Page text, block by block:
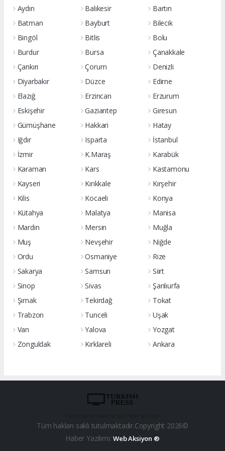
Aydın
Balıkesir
Bartın
Batman
Bayburt
Bilecik
Bingöl
Bitlis
Bolu
Burdur
Bursa
Çanakkale
Çankırı
Çorum
Denizli
Diyarbakır
Düzce
Edirne
Elazığ
Erzincan
Erzurum
Eskişehir
Gaziantep
Giresun
Gümüşhane
Hakkari
Hatay
Iğdır
Isparta
İstanbul
İzmir
K.Maraş
Karabük
Karaman
Kars
Kastamonu
Kayseri
Kırıkkale
Kırşehir
Kilis
Kocaeli
Konya
Kütahya
Malatya
Manisa
Mardin
Mersin
Muğla
Muş
Nevşehir
Niğde
Ordu
Osmaniye
Rize
Sakarya
Samsun
Siirt
Sinop
Sivas
Şanlıurfa
Şırnak
Tekirdağ
Tokat
Trabzon
Tunceli
Uşak
Van
Yalova
Yozgat
Zonguldak
Kırklareli Ankara
Tüm hakları saklı tutulmaktadır.Copyright 2026©
Haber Yazılımı:Web Aksiyon ®